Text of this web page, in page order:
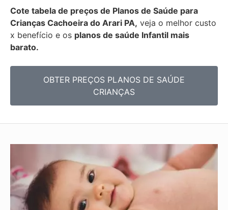
Cote tabela de preços de Planos de Saúde para
Crianças Cachoeira do Arari PA, veja o melhor custo
x benefício e os planos de saúde Infantil mais
barato.
OBTER PREÇOS PLANOS DE SAÚDE
CRIANÇAS